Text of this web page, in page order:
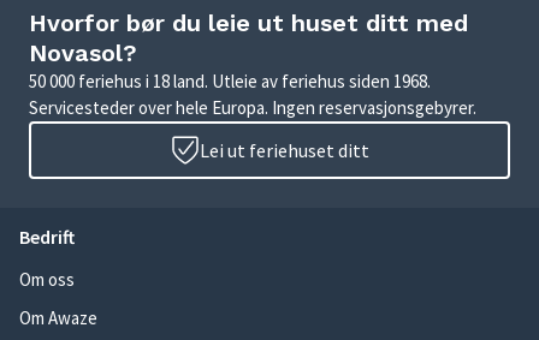
Hvorfor bør du leie ut huset ditt med
Novasol?
50 000 feriehus i 18 land. Utleie av feriehus siden 1968.
Servicesteder over hele Europa. Ingen reservasjonsgebyrer.
Lei ut feriehuset ditt
Bedrift
Om oss
Om Awaze